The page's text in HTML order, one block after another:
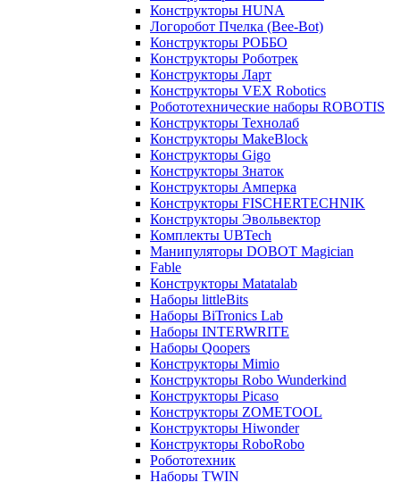
Конструкторы HUNA
Логоробот Пчелка (Bee-Bot)
Конструкторы РОББО
Конструкторы Роботрек
Конструкторы Ларт
Конструкторы VEX Robotics
Робототехнические наборы ROBOTIS
Конструкторы Технолаб
Конструкторы MakeBlock
Конструкторы Gigo
Конструкторы Знаток
Конструкторы Амперка
Конструкторы FISCHERTECHNIK
Конструкторы Эвольвектор
Комплекты UBTech
Манипуляторы DOBOT Magician
Fable
Конструкторы Matatalab
Наборы littleBits
Наборы BiTronics Lab
Наборы INTERWRITE
Наборы Qoopers
Конструкторы Mimio
Конструкторы Robo Wunderkind
Конструкторы Picaso
Конструкторы ZOMETOOL
Конструкторы Hiwonder
Конструкторы RoboRobo
Робототехник
Наборы TWIN